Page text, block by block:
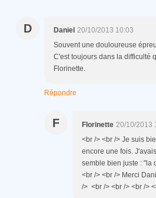
D Daniel 20/10/2013 10:03
Souvent une douloureuse
C'est toujours dans la difficulté
Florinette.
Répondre
F Florinette 20/10/2013
<br /> <br /> Je suis
encore une fois.
semble bien juste : "la
<br /> <br /> Merci
/> <br /> <br /> <br />